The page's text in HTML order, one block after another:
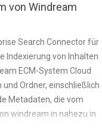
von Windream
Search Connector für
Indexierung von Inhalten
ECM-System Cloud
und Ordner, einschließlich
Metadaten, die vom
windream in nahezu in